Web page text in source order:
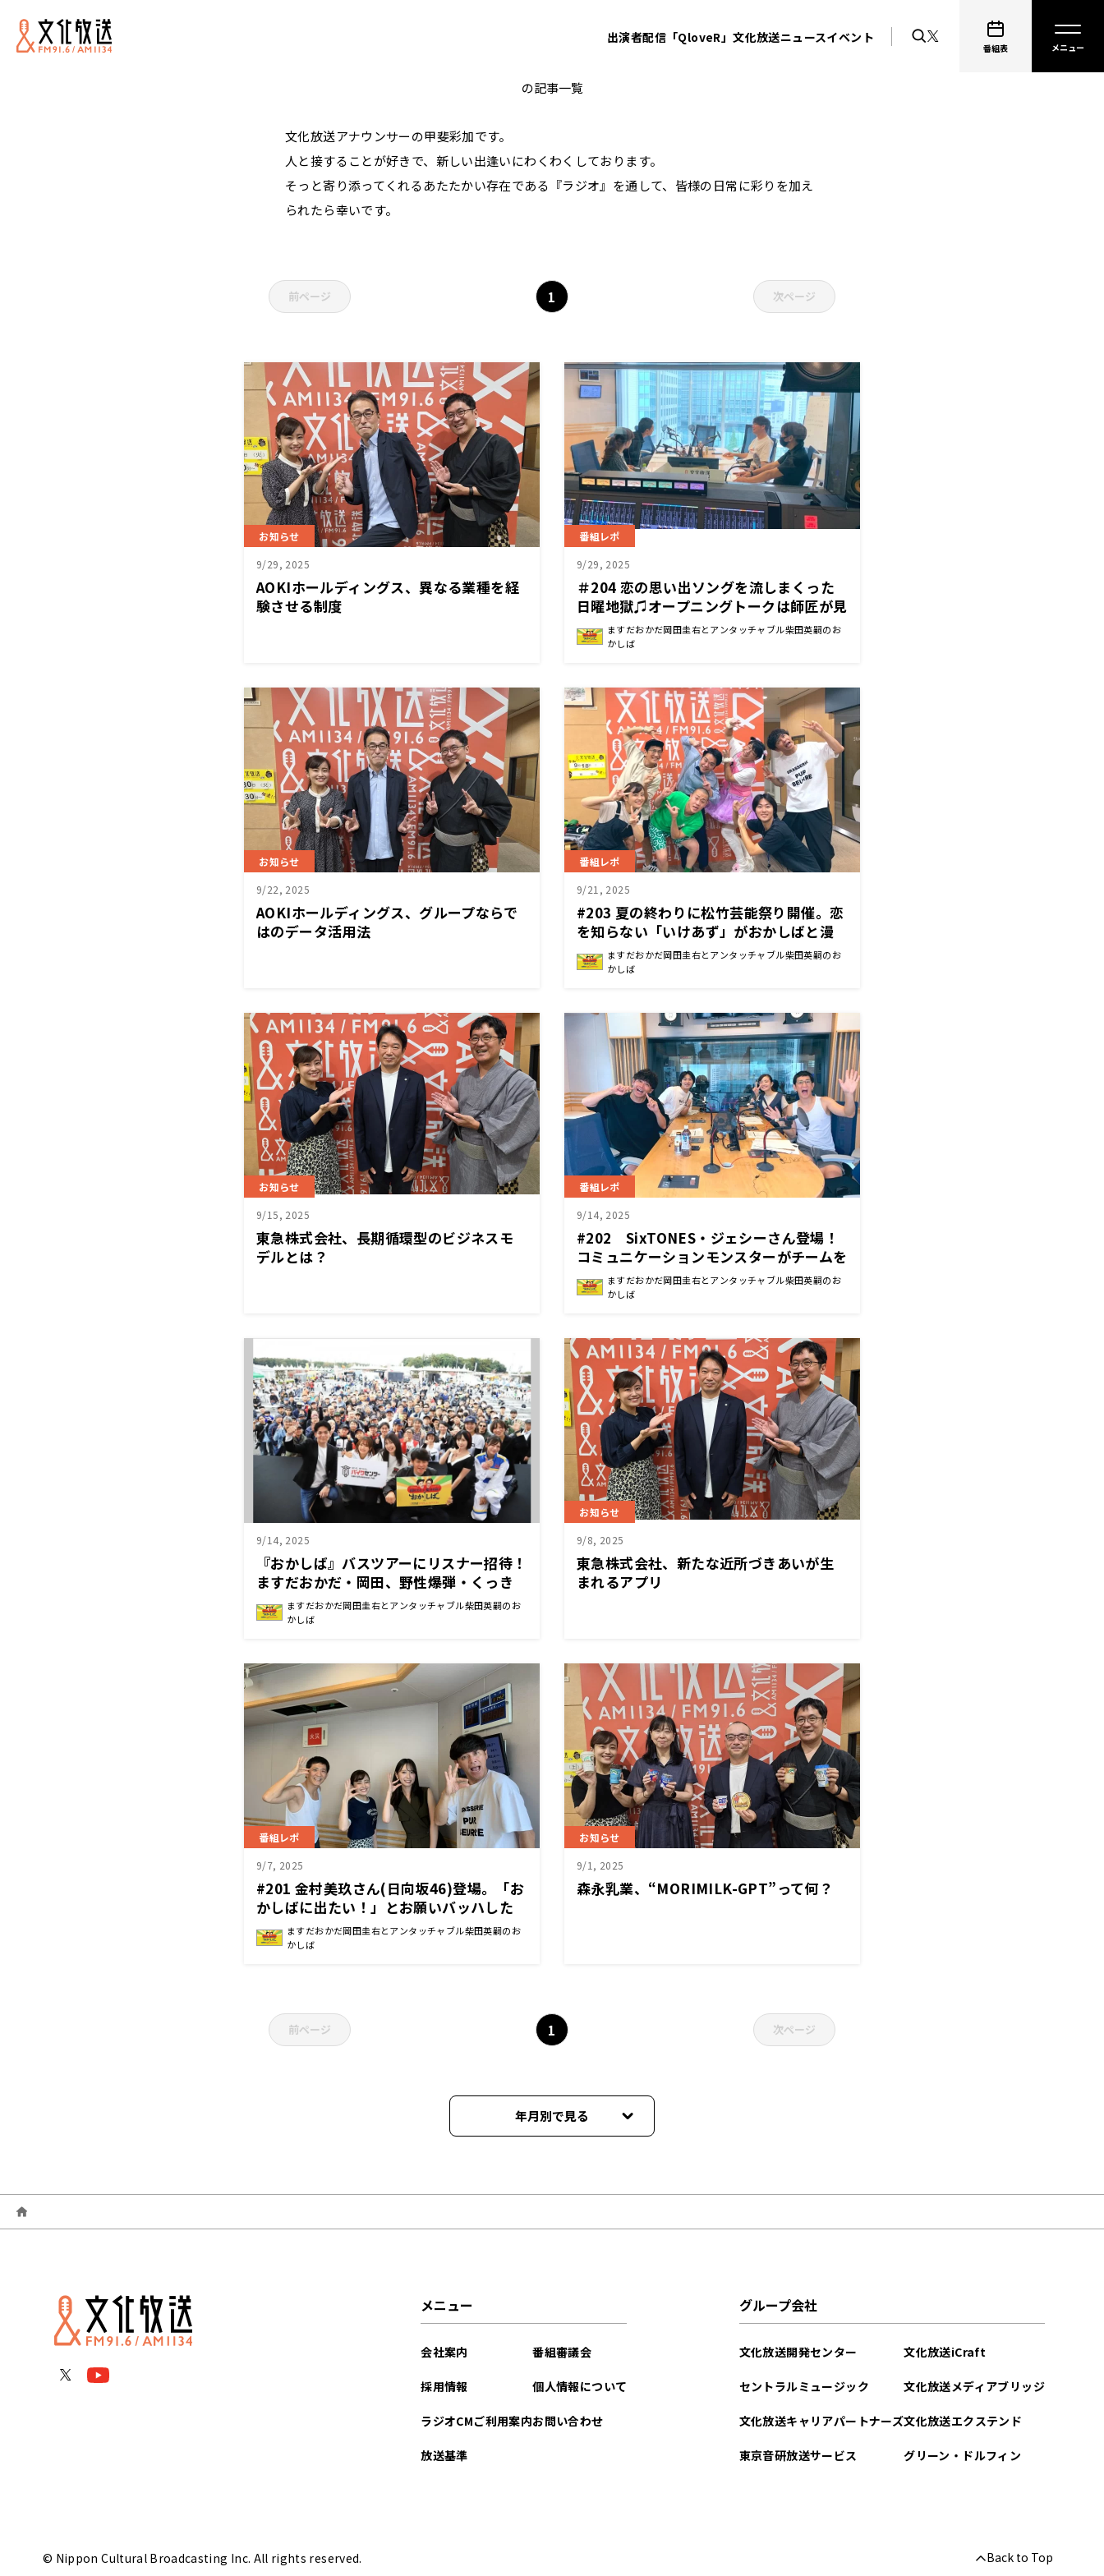
出演者配信「QloveR」文化放送ニュースイベント
番組表
非公開: 甲斐彩加
の記事一覧
文化放送アナウンサーの甲斐彩加です。
人と接することが好きで、新しい出逢いにわくわくしております。
そっと寄り添ってくれるあたたかい存在である『ラジオ』を通して、皆様の日常に彩りを加え
られたら幸いです。
前ページ 1 次ページ
お知らせ
9/29, 2025
AOKIホールディングス、異なる業種を経
験させる制度
番組レポ
9/29, 2025
＃204 恋の思い出ソングを流しまくった
日曜地獄♫オープニングトークは師匠が見
た夢の話。ドロボ〜〜！！
ますだおかだ岡田圭右とアンタッチャブル柴田英嗣のお
かしば
お知らせ
9/22, 2025
AOKIホールディングス、グループならで
はのデータ活用法
番組レポ
9/21, 2025
#203 夏の終わりに松竹芸能祭り開催。恋
を知らない「いけあず」がおかしばと漫
才をした日曜地獄
ますだおかだ岡田圭右とアンタッチャブル柴田英嗣のお
かしば
お知らせ
9/15, 2025
東急株式会社、長期循環型のビジネスモ
デルとは？
番組レポ
9/14, 2025
#202 SixTONES・ジェシーさん登場！
コミュニケーションモンスターがチームを
1つにした日曜地獄
ますだおかだ岡田圭右とアンタッチャブル柴田英嗣のお
かしば
9/14, 2025
『おかしば』バスツアーにリスナー招待！
ますだおかだ・岡田、野性爆弾・くっき
ー！の爆笑ステージ観覧 「BDSバイクセ
ンサー秋の祭典スペシャルバスツアー」
ますだおかだ岡田圭右とアンタッチャブル柴田英嗣のお
かしば
お知らせ
9/8, 2025
東急株式会社、新たな近所づきあいが生
まれるアプリ
番組レポ
9/7, 2025
#201 金村美玖さん(日向坂46)登場。「お
かしばに出たい！」とお願いバッハした
ら出られた日曜地獄
ますだおかだ岡田圭右とアンタッチャブル柴田英嗣のお
かしば
お知らせ
9/1, 2025
森永乳業、“MORIMILK-GPT”って何？
前ページ 1 次ページ
年月別で見る
2025年11月
2025年10月
メニュー
会社案内
採用情報
ラジオCMご利用案内
放送基準
番組審議会
個人情報について
お問い合わせ
グループ会社
文化放送開発センター
セントラルミュージック
文化放送キャリアパートナーズ
東京音研放送サービス
文化放送iCraft
文化放送メディアブリッジ
文化放送エクステンド
グリーン・ドルフィン
© Nippon Cultural Broadcasting Inc. All rights reserved. Back to Top